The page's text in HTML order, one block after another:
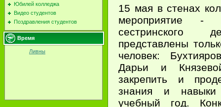
Юбилей колледжа
Видео студентов
Поздравления студентов
Время
Ливны
15 мая в стенах
мероприятие -
сестринского
представлены
человек:
Дарьи и
закрепить и
знания и
учебный год.